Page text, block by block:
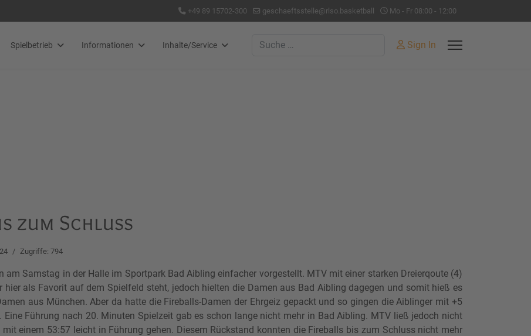
+49 89 15702-300 geschaeftsstelle@rlso.basketball Mo - Fr 08:00 - 12:00
Spielbetrieb Informationen Inhalte/Service Suchen Sign In
zum Schluss
Zugriffe: 794
am Samstag in der Halle im Sportpark Bad Aibling einfacher vorgestellt. MTV mit einer starken Dreierqoute (4)
hier als Favorit auf dem Spielfeld steht, jedoch hielten die Damen aus Bad Aibling dagegen und somit hieß es
aus München. Aber da hatte die Fireballs-Damen der Ehrgeiz gepackt und so gingen die Aiblinger mit +5
Führung nach 20. Minuten Spielzeit gab es schon lange nicht mehr in Bad Aibling. MTV ließ jedoch nicht
einem 53:57 leicht in Führung gehen. Diesem Rückstand konnten die Fireballs bis zum Schluss nicht mehr